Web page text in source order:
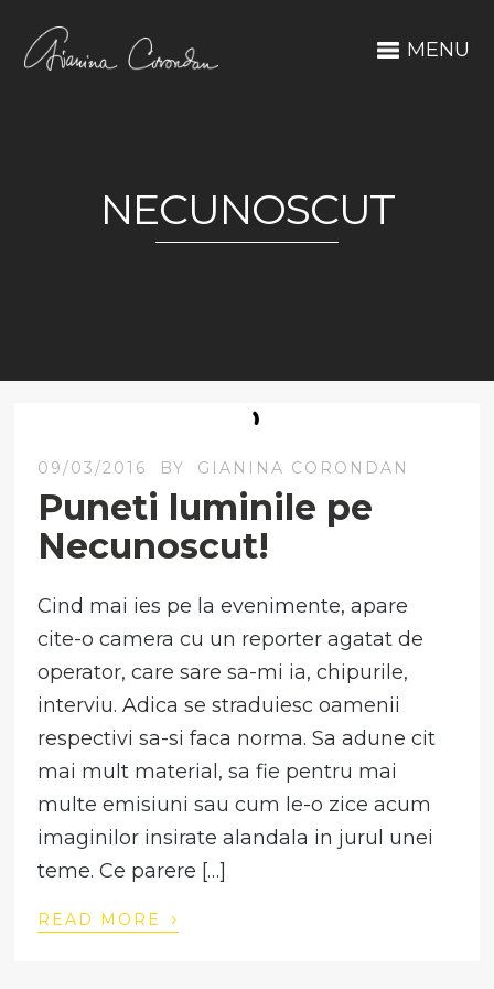
MENU
NECUNOSCUT
09/03/2016 BY GIANINA CORONDAN
Puneti luminile pe
Necunoscut!
Cind mai ies pe la evenimente, apare
cite-o camera cu un reporter agatat de
operator, care sare sa-mi ia, chipurile,
interviu. Adica se straduiesc oamenii
respectivi sa-si faca norma. Sa adune cit
mai mult material, sa fie pentru mai
multe emisiuni sau cum le-o zice acum
imaginilor insirate alandala in jurul unei
teme. Ce parere […]
READ MORE ›